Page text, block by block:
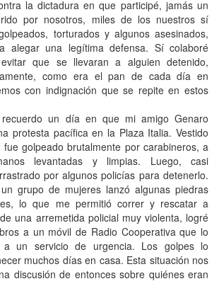
la dictadura en que participé, jamás un
por nosotros, miles de los nuestros sí
torturados y algunos asesinados,
alegar una legítima defensa. Sí colaboré
que se llevaran a alguien detenido,
como era el pan de cada día en
con indignación que se repite en estos
un día en que mi amigo Genaro
protesta pacífica en la Plaza Italia. Vestido
golpeado brutalmente por carabineros, a
levantadas y limpias. Luego, casi
por algunos policías para detenerlo.
grupo de mujeres lanzó algunas piedras
lo que me permitió correr y rescatar a
una arremetida policial muy violenta, logré
a un móvil de Radio Cooperativa que lo
un servicio de urgencia. Los golpes lo
muchos días en casa. Esta situación nos
discusión de entonces sobre quiénes eran